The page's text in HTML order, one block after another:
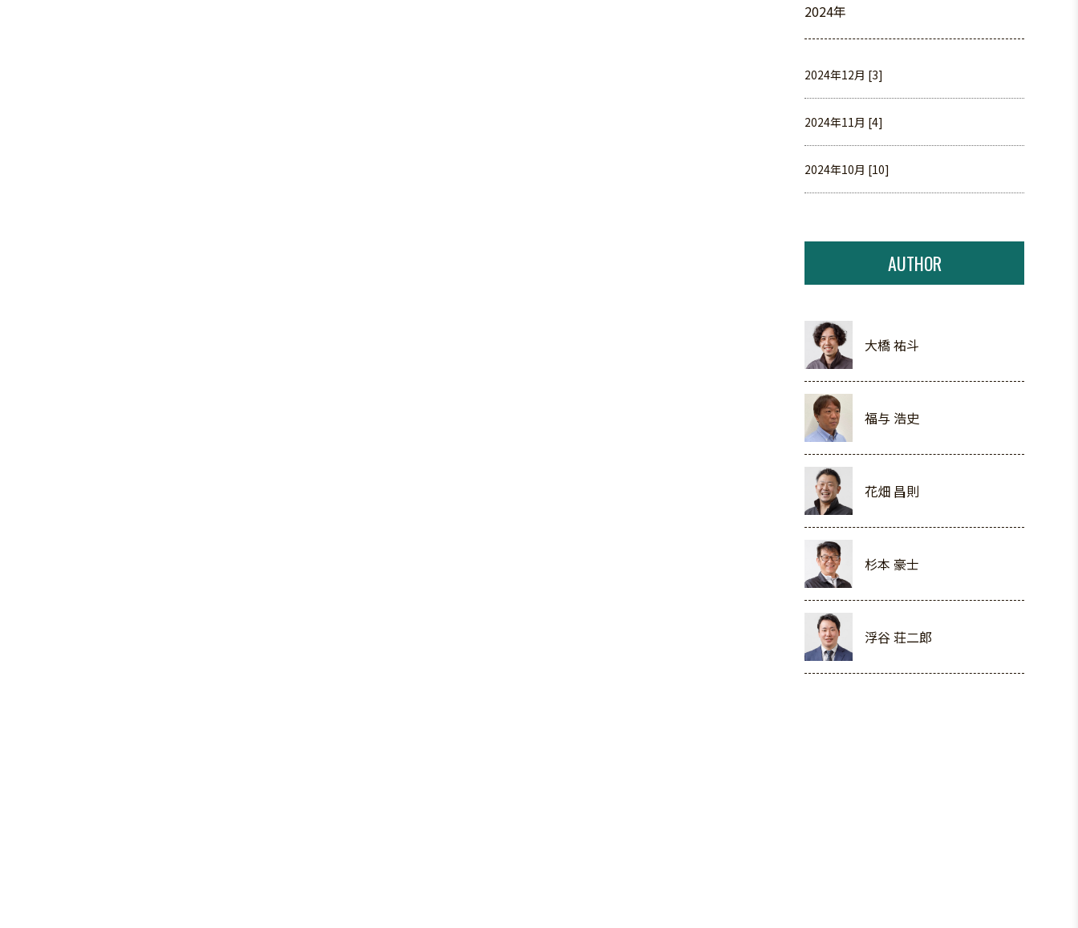
2024年
2024年12月 [3]
2024年11月 [4]
2024年10月 [10]
AUTHOR
大橋 祐斗
福与 浩史
花畑 昌則
杉本 豪士
浮谷 荘二郎